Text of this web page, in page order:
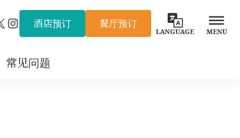
Instagram酒店预订 餐厅预订
LANGUAGE MENU
常见问题